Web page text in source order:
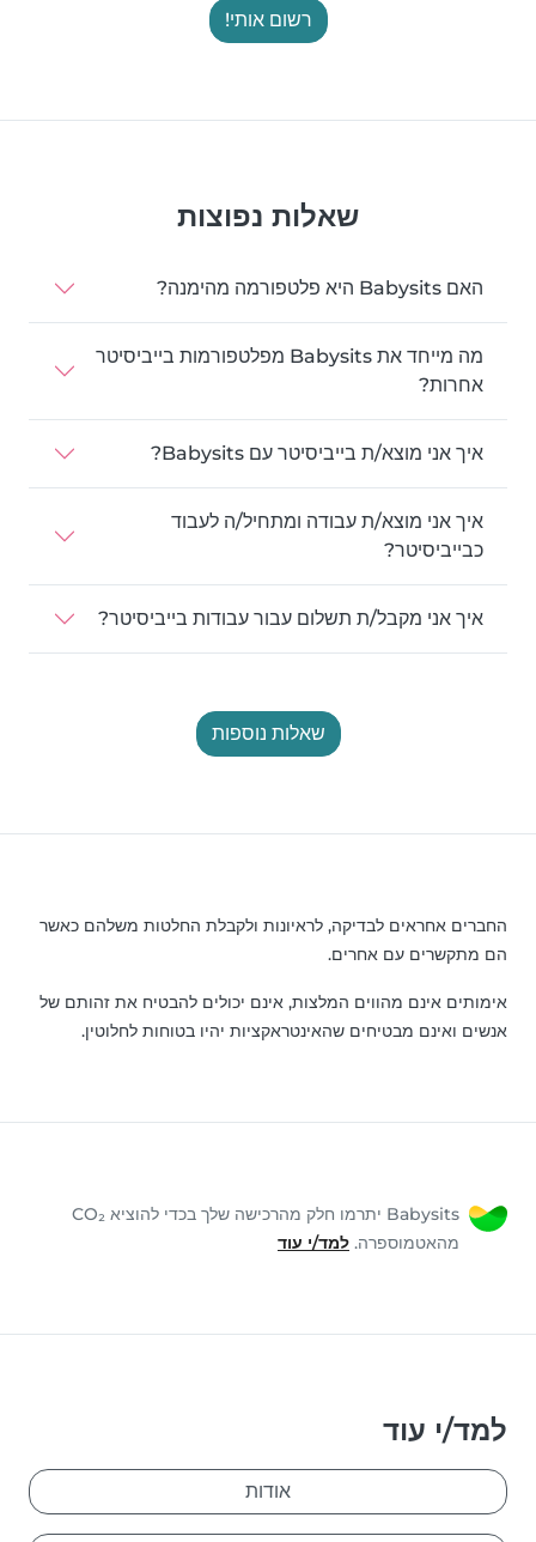
רשום אותי!
שאלות נפוצות
האם Babysits היא פלטפורמה מהימנה?
מה מייחד את Babysits מפלטפורמות בייביסיטר
אחרות?
איך אני מוצא/ת בייביסיטר עם Babysits?
איך אני מוצא/ת עבודה ומתחיל/ה לעבוד
כבייביסיטר?
איך אני מקבל/ת תשלום עבור עבודות בייביסיטר?
שאלות נוספות
החברים אחראים לבדיקה, לראיונות ולקבלת החלטות משלהם כאשר
הם מתקשרים עם אחרים.
אימותים אינם מהווים המלצות, אינם יכולים להבטיח את זהותם של
אנשים ואינם מבטיחים שהאינטראקציות יהיו בטוחות לחלוטין.
Babysits יתרמו חלק מהרכישה שלך בכדי להוציא CO₂
מהאטמוספרה. למד/י עוד
למד/י עוד
אודות